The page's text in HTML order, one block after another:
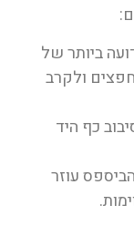
ביותר של
ולקרב
כף היד
עוזר